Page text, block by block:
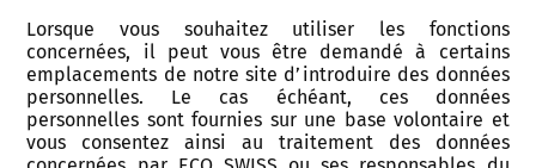
Lorsque vous souhaitez utiliser les fonctions
concernées, il peut vous être demandé à certains
emplacements de notre site d’introduire des données
personnelles. Le cas échéant, ces données
personnelles sont fournies sur une base volontaire et
vous consentez ainsi au traitement des données